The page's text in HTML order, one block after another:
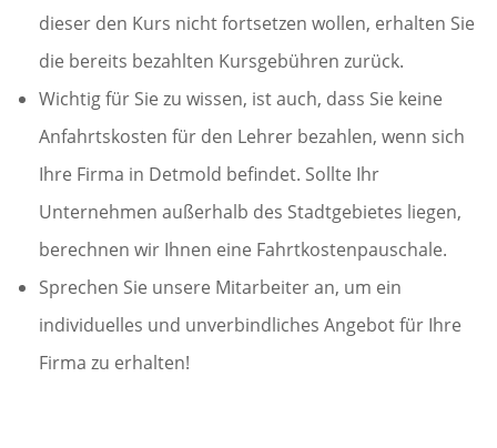
dieser den Kurs nicht fortsetzen wollen, erhalten Sie
die bereits bezahlten Kursgebühren zurück.
Wichtig für Sie zu wissen, ist auch, dass Sie keine
Anfahrtskosten für den Lehrer bezahlen, wenn sich
Ihre Firma in Detmold befindet. Sollte Ihr
Unternehmen außerhalb des Stadtgebietes liegen,
berechnen wir Ihnen eine Fahrtkostenpauschale.
Sprechen Sie unsere Mitarbeiter an, um ein
individuelles und unverbindliches Angebot für Ihre
Firma zu erhalten!